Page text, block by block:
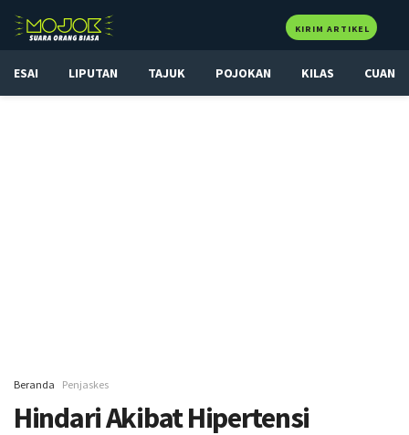
KIRIM ARTIKEL
ESAI LIPUTAN TAJUK POJOKAN KILAS CUAN
Beranda Penjaskes
Hindari Akibat Hipertensi